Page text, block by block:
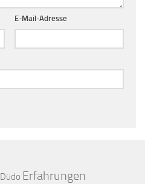
E-Mail-Adresse
Düdo Erfahrungen